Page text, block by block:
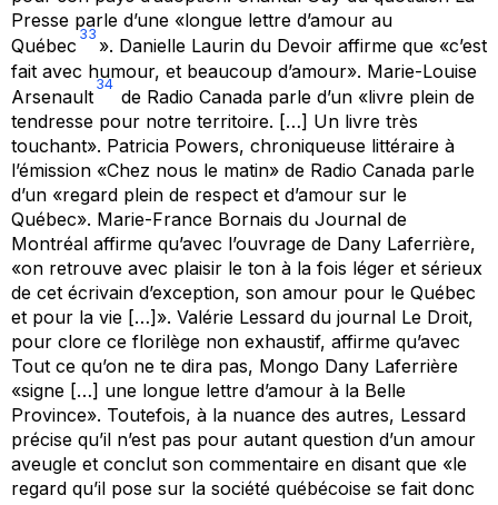
Presse parle d’une «longue lettre d’amour au
Québec
33
». Danielle Laurin du Devoir affirme que «c’est
fait avec humour, et beaucoup d’amour». Marie-Louise
Arsenault
34
de Radio Canada parle d’un «livre plein de
tendresse pour notre territoire. […] Un livre très
touchant». Patricia Powers, chroniqueuse littéraire à
l’émission «Chez nous le matin» de Radio Canada parle
d’un «regard plein de respect et d’amour sur le
Québec». Marie-France Bornais du Journal de
Montréal affirme qu’avec l’ouvrage de Dany Laferrière,
«on retrouve avec plaisir le ton à la fois léger et sérieux
de cet écrivain d’exception, son amour pour le Québec
et pour la vie […]». Valérie Lessard du journal Le Droit,
pour clore ce florilège non exhaustif, affirme qu’avec
Tout ce qu’on ne te dira pas, Mongo Dany Laferrière
«signe […] une longue lettre d’amour à la Belle
Province». Toutefois, à la nuance des autres, Lessard
précise qu’il n’est pas pour autant question d’un amour
aveugle et conclut son commentaire en disant que «le
regard qu’il pose sur la société québécoise se fait donc